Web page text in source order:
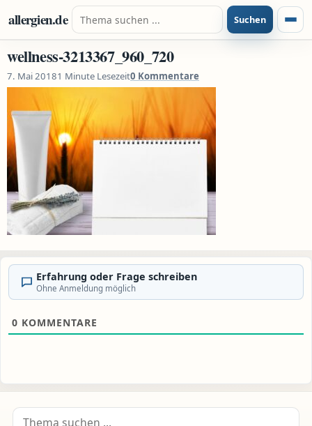
Zum Inhalt springen
allergien.de Suche nach: Suchen
wellness-3213367_960_720
7. Mai 20181 Minute Lesezeit0 Kommentare
Erfahrung oder Frage schreiben
Ohne Anmeldung möglich
0 KOMMENTARE
Suche nach: